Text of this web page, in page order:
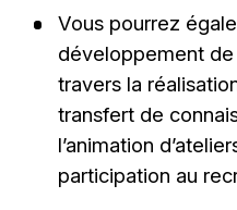
Vous pourrez
développement de
travers la
transfert de
l’animation
participation au